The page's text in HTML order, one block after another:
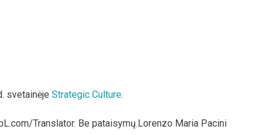
svetainėje Strategic Culture.
Translator. Be pataisymų.Lorenzo Maria Pacini